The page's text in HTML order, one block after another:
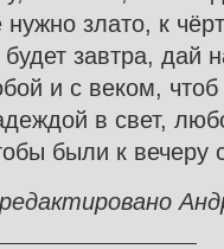
нужно злато, к
будет завтра, дай
и с веком,
в свет,
были к вечеру